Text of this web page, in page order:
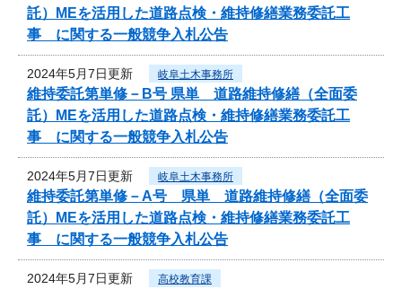
託）MEを活用した道路点検・維持修繕業務委託工
事 に関する一般競争入札公告
2024年5月7日更新 岐阜土木事務所
維持委託第単修－B号 県単 道路維持修繕（全面委
託）MEを活用した道路点検・維持修繕業務委託工
事 に関する一般競争入札公告
2024年5月7日更新 岐阜土木事務所
維持委託第単修－A号 県単 道路維持修繕（全面委
託）MEを活用した道路点検・維持修繕業務委託工
事 に関する一般競争入札公告
2024年5月7日更新 高校教育課